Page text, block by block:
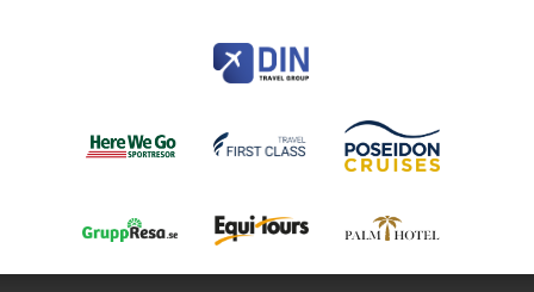
235 39
Telefon040 45 63 50
| ©2026
Org nr 5565262721
Sajtkarta